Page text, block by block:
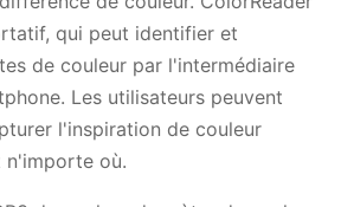
qui peut identifier et
de couleur par l'intermédiaire
Les utilisateurs peuvent
l'inspiration de couleur
n'importe où.